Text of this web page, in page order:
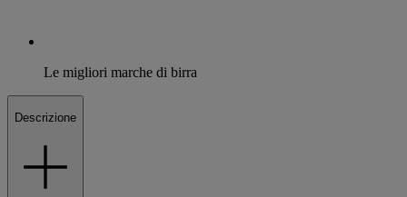
Le migliori marche di birra
Descrizione